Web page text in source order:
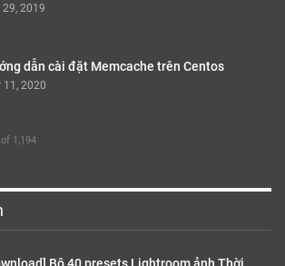
29, 2019
dẫn cài đặt Memcache trên Centos
11, 2020
1,194